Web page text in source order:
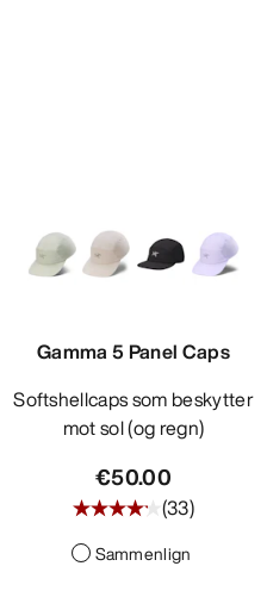
Gamma 5 Panel Caps
Softshellcaps som beskytter
mot sol (og regn)
€50.00
(33)
Sammenlign